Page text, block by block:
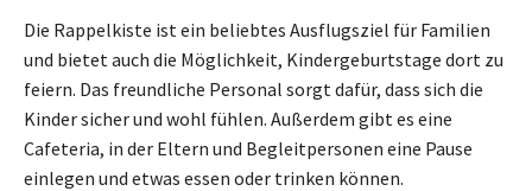
Die Rappelkiste ist ein beliebtes Ausflugsziel für Familien
und bietet auch die Möglichkeit, Kindergeburtstage dort zu
feiern. Das freundliche Personal sorgt dafür, dass sich die
Kinder sicher und wohl fühlen. Außerdem gibt es eine
Cafeteria, in der Eltern und Begleitpersonen eine Pause
einlegen und etwas essen oder trinken können.